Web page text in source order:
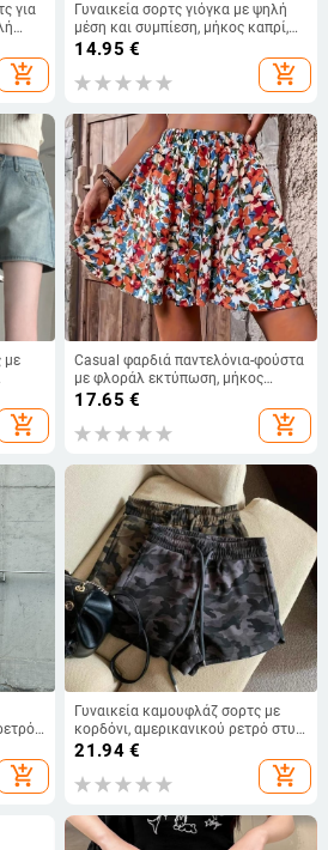
για
add_shopping_cart
Γυναικεία σορτς γιόγκα με ψηλή
μέση και συμπίεση, μήκος καπρί,
σύσφιξη κοιλιάς και ανύψωση
14.95 €
add_shopping_cart
με
add_shopping_cart
Casual φαρδιά παντελόνια-φούστα
με φλοράλ εκτύπωση, μήκος
καπρι, ελαστικό στη μέση,
17.65 €
add_shopping_cart
2025
add_shopping_cart
Γυναικεία καμουφλάζ σορτς με
κορδόνι, αμερικανικού ρετρό στυλ
— καλοκαίρι, άνετη φαρδιά γραμμή
21.94€
add_shopping_cart